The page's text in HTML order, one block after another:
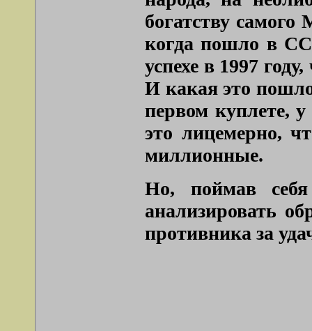
богатству
когда пошло в
успехе в 1997
И какая это
первом куплете,
это лицемерно,
миллионные.
Но, поймав
анализировать
противника за